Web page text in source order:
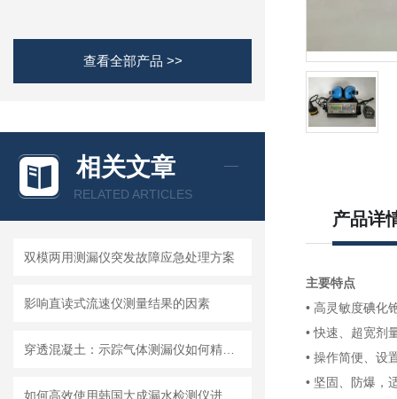
查看全部产品 >>
相关文章
RELATED ARTICLES
双模两用测漏仪突发故障应急处理方案
影响直读式流速仪测量结果的因素
产品详
主要特点
• 高灵敏度碘化
• 快速、超宽剂
• 操作简便、设
• 坚固、防爆，